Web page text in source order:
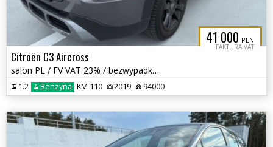
41 000 PLN
FAKTURA VAT
Citroën C3 Aircross
salon PL / FV VAT 23% / bezwypadkowy /
1.2 Benzyna KM 110 2019 94000